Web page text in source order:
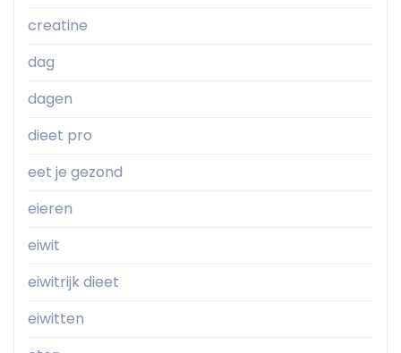
creatine
dag
dagen
dieet pro
eet je gezond
eieren
eiwit
eiwitrijk dieet
eiwitten